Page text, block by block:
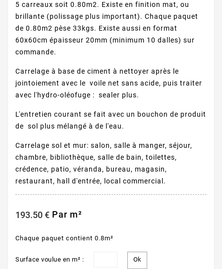
5 carreaux soit 0.80m2. Existe en finition mat, ou
brillante (polissage plus important). Chaque paquet
de 0.80m2 pèse 33kgs. Existe aussi en format
60x60cm épaisseur 20mm (minimum 10 dalles) sur
commande.
Carrelage à base de ciment à nettoyer après le
jointoiement avec le voile net sans acide, puis traiter
avec l'hydro-oléofuge : sealer plus.
L'entretien courant se fait avec un bouchon de produit
de sol plus mélangé à de l'eau.
Carrelage sol et mur: salon, salle à manger, séjour,
chambre, bibliothèque, salle de bain, toilettes,
crédence, patio, véranda, bureau, magasin,
restaurant, hall d'entrée, local commercial.
193.50 € Par m²
Chaque paquet contient 0.8m²
Surface voulue en m² :